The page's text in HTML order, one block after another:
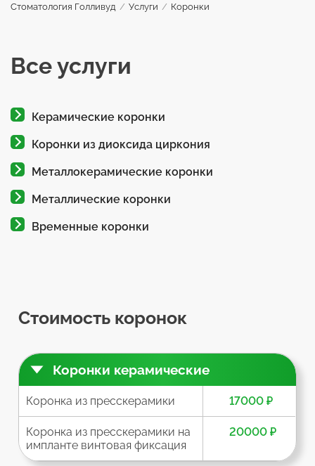
Стоматология Голливуд / Услуги / Коронки
Все услуги
Керамические коронки
Коронки из диоксида циркония
Металлокерамические коронки
Металлические коронки
Временные коронки
Стоимость коронок
Коронки керамические
Коронка из пресскерамики 17000 ₽
Коронка из пресскерамики на
импланте винтовая фиксация
20000 ₽